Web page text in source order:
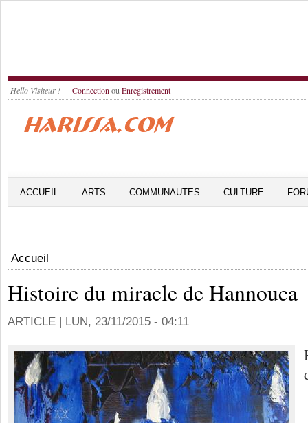
Hello Visiteur ! Connection ou Enregistrement
ACCUEIL ARTS COMMUNAUTES CULTURE
Accueil
Histoire du miracle de Hannouca
ARTICLE | LUN, 23/11/2015 - 04:11